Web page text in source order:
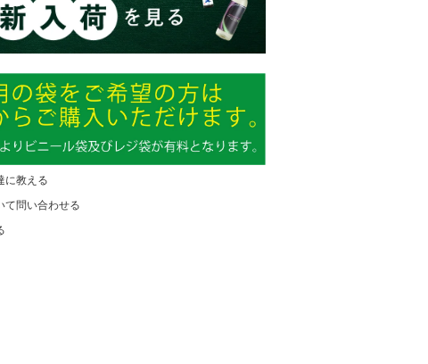
に教える
て問い合わせる